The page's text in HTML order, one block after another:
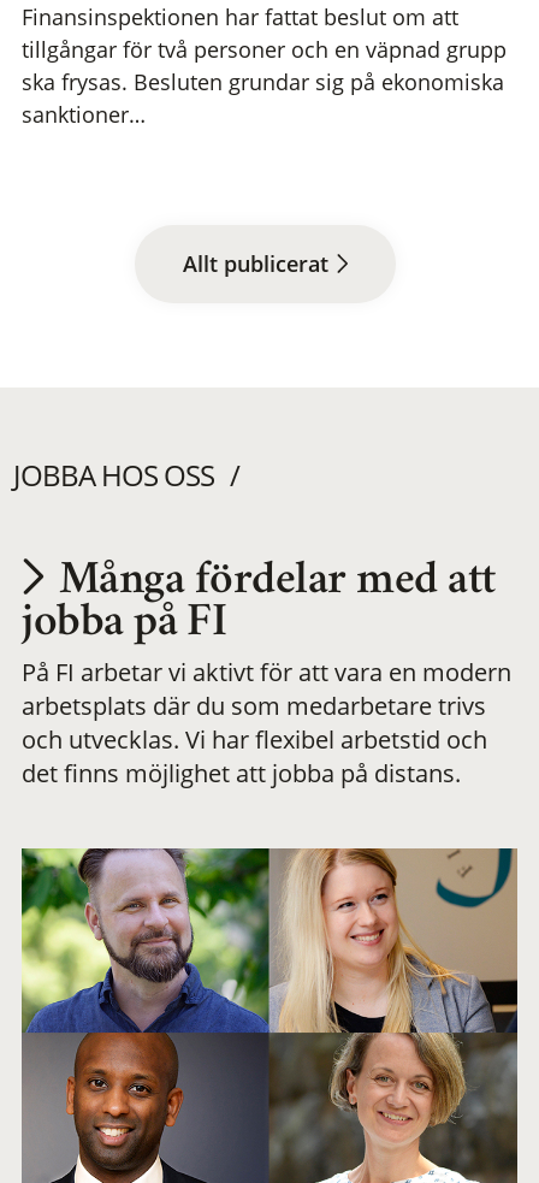
Finansinspektionen har fattat beslut om att
tillgångar för två personer och en väpnad grupp
ska frysas. Besluten grundar sig på ekonomiska
sanktioner…
Allt publicerat
JOBBA HOS OSS
Utvecklas på en
meningsfull och
flexibel
Många fördelar med att
jobba på FI
På FI arbetar vi aktivt för att vara en modern
arbetsplats där du som medarbetare trivs
och utvecklas. Vi har flexibel arbetstid och
det finns möjlighet att jobba på distans.